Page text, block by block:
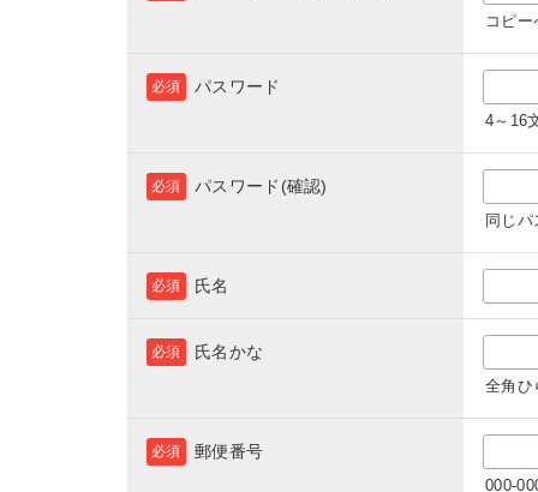
コピ
パスワード
必須
4～16
パスワード(確認)
必須
同じ
氏名
必須
氏名かな
必須
全角ひ
郵便番号
必須
000-